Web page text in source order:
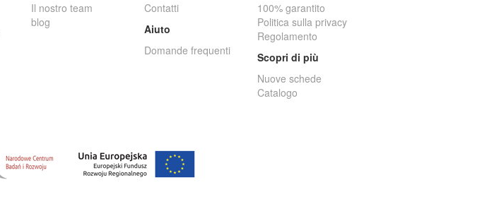
Il nostro team
blog
Contatti
Aiuto
Domande frequenti
100% garantito
Politica sulla privacy
Regolamento
Scopri di più
Nuove schede
Catalogo